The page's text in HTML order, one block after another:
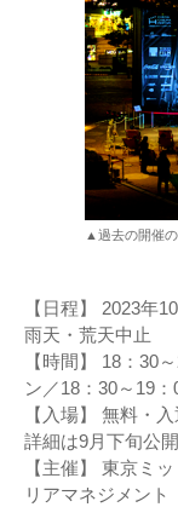
▲過去の開催
【日程】 2023年
雨天・荒天中止
【時間】 18：
ン／18：30～19：
【入場】 無料・
詳細は9月下旬公開
【主催】 東京ミ
リアマネジメント